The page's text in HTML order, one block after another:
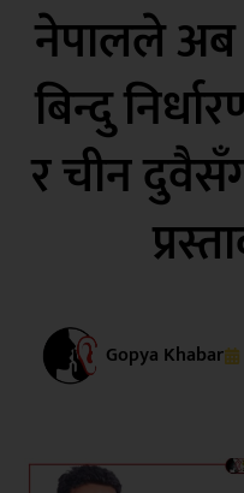
नेपालले अब
बिन्दु
र चीन
Gopya Khabar